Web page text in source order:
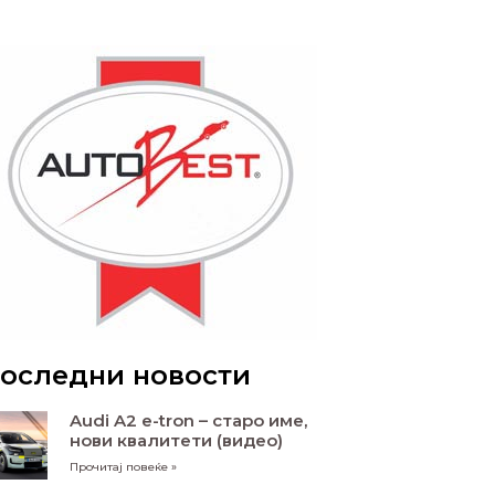
новости
Audi A2 e-tron – старо име,
нови квалитети (видео)
Прочитај повеќе »